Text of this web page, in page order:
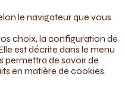
le navigateur que vous
choix, la configuration de
est décrite dans le menu
permettra de savoir de
en matière de cookies.